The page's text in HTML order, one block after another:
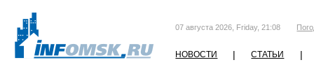
07 августа 2026, Friday, 21:08
НОВОСТИ | СТАТЬИ |